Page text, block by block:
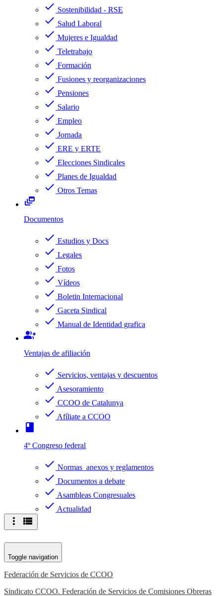
check Sostenibilidad - RSE
check Salud Laboral
check Mujeres e Igualdad
check Teletrabajo
check Formación
check Fusiones y reorganizaciones
check Pensiones
check Salario
check Empleo
check Jornada
check ERE y ERTE
check Elecciones Sindicales
check Planes de Igualdad
check Otros Temas
dynamic_feed
Documentos
check Estudios y Docs
check Legales
check Fotos
check Vídeos
check Boletin Internacional
check Gaceta Sindical
check Manual de Identidad grafica
group_add
Ventajas de afiliación
check Servicios, ventajas y descuentos
check Asesoramiento
check CCOO de Catalunya
check Afíliate a CCOO
book
4º Congreso federal
check Normas anexos y reglamentos
check Documentos a debate
check Asambleas Congresuales
check Actualidad
more_vert view_list
Toggle navigation
Federación de Servicios de CCOO
Sindicato CCOO. Federación de Servicios de Comisiones Obreras